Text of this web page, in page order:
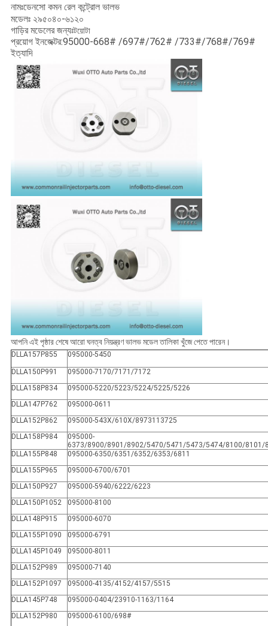
নামঃডেনসো কমন রেল কন্ট্রোল ভালভ
মডেলঃ ২৯৫০৪০-৬১২০
গাড়ির মডেলের জন্যঃটয়োটা
প্রয়োগ ইনজেক্টর:95000-668# /697#/762# /733#/768#/769#
ইত্যাদি
আপনি এই পৃষ্ঠার শেষে আরো ঘনত্ব নিয়ন্ত্রণ ভালভ মডেল তালিকা খুঁজে পেতে পারেন।
DLLA157P855 095000-5450
DLLA150P991
095000-7170/7171/7172
DLLA158P834
095000-5220/5223/5224/5225/5226
DLLA147P762
095000-0611
DLLA152P862
095000-543X/610X/8973113725
DLLA158P984
095000-
6373/8900/8901/8902/5470/5471/5473/5474/8100/8101/
DLLA155P848
095000-6350/6351/6352/6353/6811
DLLA155P965
095000-6700/6701
DLLA150P927
095000-5940/6222/6223
DLLA150P1052
095000-8100
DLLA148P915
095000-6070
DLLA155P1090
095000-6791
DLLA145P1049
095000-8011
DLLA152P989
095000-7140
DLLA152P1097
095000-4135/4152/4157/5515
DLLA145P748
095000-0404/23910-1163/1164
DLLA152P980
095000-6100/698#